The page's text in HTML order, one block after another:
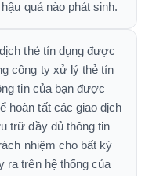
quả nào phát sinh.
thẻ tín dụng được
công ty xử lý thẻ tín
tin của bạn được
hoàn tất các giao dịch
trữ đầy đủ thông tin
nhiệm cho bất kỳ
ra trên hệ thống của